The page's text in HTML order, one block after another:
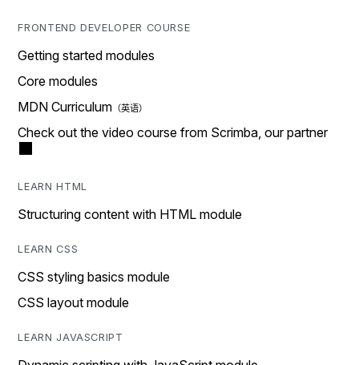
FRONTEND DEVELOPER COURSE
Getting started modules
Core modules
MDN Curriculum
Check out the video course from Scrimba, our partner
LEARN HTML
Structuring content with HTML module
LEARN CSS
CSS styling basics module
CSS layout module
LEARN JAVASCRIPT